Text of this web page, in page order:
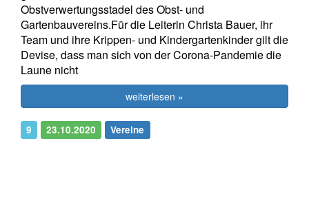
Obstverwertungsstadel des Obst- und
Gartenbauvereins.Für die Leiterin Christa Bauer, ihr
Team und ihre Krippen- und Kindergartenkinder gilt die
Devise, dass man sich von der Corona-Pandemie die
Laune nicht
weiterlesen »
9 23.10.2020 Vereine